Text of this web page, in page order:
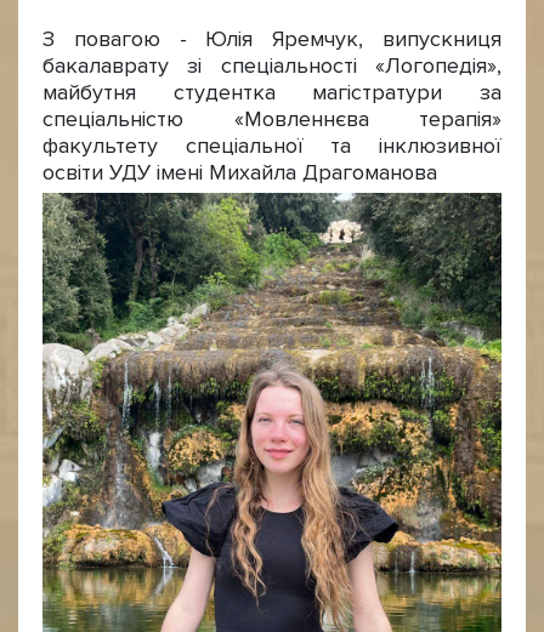
З повагою - Юлія Яремчук, випускниця
бакалаврату зі спеціальності «Логопедія»,
майбутня студентка магістратури за
спеціальністю «Мовленнєва терапія»
факультету спеціальної та інклюзивної
освіти УДУ імені Михайла Драгоманова